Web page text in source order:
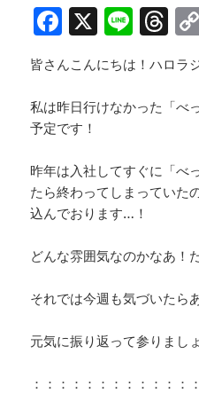
F
a
c
e
b
o
o
k
X Li
n
e
T
h
re
a
s
皆さんこんにちは！ハロラ
私は昨日行けなかった「べ
予定です！
昨年は入社してすぐに「べ
たら終わってしまっていた
込んでおります…！
どんな雰囲気なのかなあ！
それでは今週も気づいたら
元気に振り返って参りまし
：：：：：：：：：：：：